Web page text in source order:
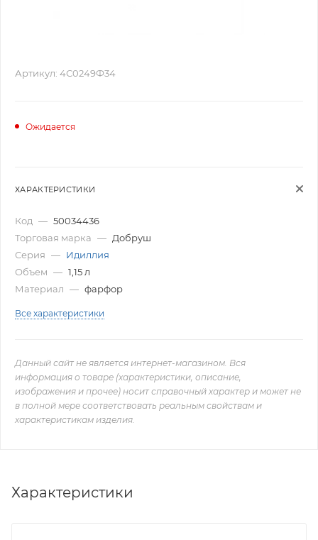
Артикул: 4С0249Ф34
Ожидается
ХАРАКТЕРИСТИКИ
Код — 50034436
Торговая марка — Добруш
Серия — Идиллия
Объем — 1,15 л
Материал — фарфор
Все характеристики
Данный сайт не является интернет-магазином. Вся
информация о товаре (характеристики, описание,
изображения и прочее) носит справочный характер и может не
в полной мере соответствовать реальным свойствам и
характеристикам изделия.
Характеристики